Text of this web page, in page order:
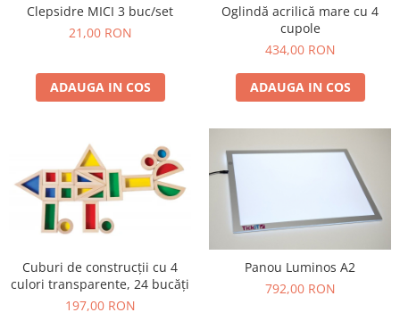
Educatie inovativa
Anatomie
Dezvoltare timpurie
Experimente
Joc imaginativ
Jucării interactive
Lumina
Lumini si culori
Matematica
Pregătire pentru școală
Pregătirea scrierii de mână
Clepsidre MICI 3 buc/set
21,00 RON
ADAUGA IN COS
Oglindă acrilică mare cu 4
cupole
434,00 RON
ADAUGA IN COS
Cuburi de construcții cu 4
culori transparente, 24 bucăți
197,00 RON
Panou Luminos A2
792,00 RON